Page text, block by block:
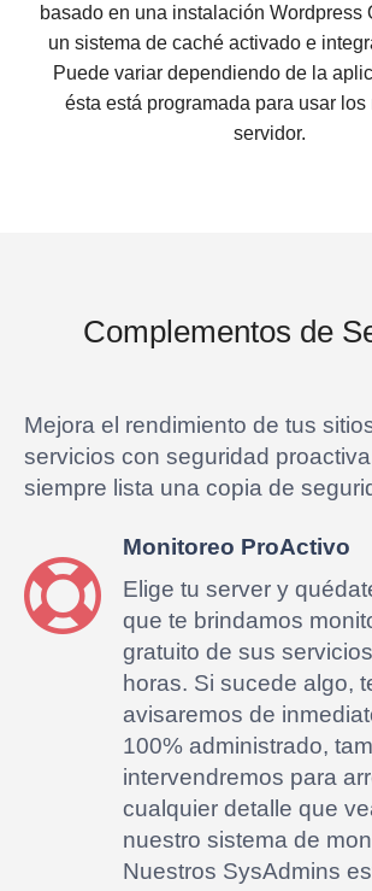
basado en una instalación Wordpress
un sistema de caché activado e
Puede variar dependiendo de la
ésta está programada para usar los
servidor.
Complementos de
Mejora el rendimiento de tus
servicios con seguridad
siempre lista una copia de
Monitoreo ProActivo
Elige tu server y
que te brindamos
gratuito de sus
horas. Si sucede algo,
avisaremos de
100% administrado,
intervendremos para
cualquier detalle que
nuestro sistema de
Nuestros SysAdmins